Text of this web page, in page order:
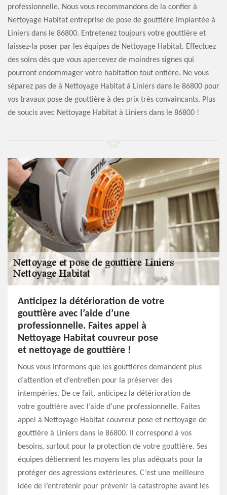
professionnelle. Nous vous recommandons de la confier à
Nettoyage Habitat entreprise de pose de gouttière implantée à
Liniers dans le 86800. Entretenez toujours votre gouttière et
laissez-la poser par les équipes de Nettoyage Habitat. Effectuez
des soins dès que vous apercevez de moindres signes qui
pourront endommager votre habitation tout entière. Ne vous
séparez pas de à Nettoyage Habitat à Liniers dans le 86800 pour
vos travaux pose de gouttière à des prix très convaincants. Plus
de soucis avec Nettoyage Habitat à Liniers dans le 86800 !
Anticipez la détérioration de votre
gouttière avec l’aide d’une
professionnelle. Faites appel à
Nettoyage Habitat couvreur pose
et nettoyage de gouttière !
Nous vous informons que les gouttières demandent plus
d’attention et d’entretien pour la préserver des
intempéries. De ce fait, anticipez la détérioration de
votre gouttière avec l’aide d’une professionnelle. Faites
appel à Nettoyage Habitat couvreur pose et nettoyage de
gouttière à Liniers dans le 86800. Il correspond à vos
besoins, surtout pour la protection de votre gouttière. Ses
équipes détiennent les moyens les plus adéquats pour la
protéger des agressions extérieures. C’est une meilleure
idée de l’entretenir pour prévenir la catastrophe avant les